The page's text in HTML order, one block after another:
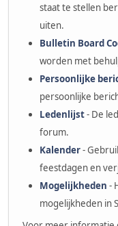
staat te stellen
uiten.
Bulletin Board
worden met
Persoonlijke
persoonlijke
Ledenlijst- De
forum.
Kalender-
feestdagen en
Mogelijkheden -
mogelijkheden in